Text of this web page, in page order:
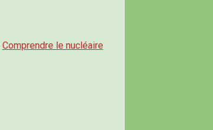
Comprendre le nucléaire